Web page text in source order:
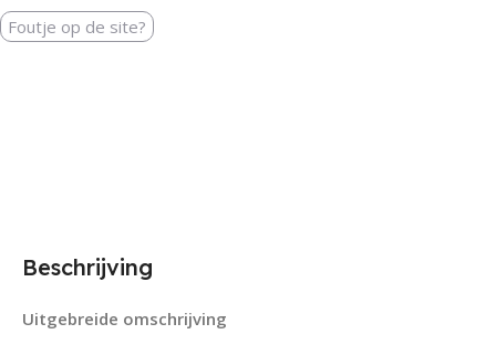
Foutje op de site?
Beschrijving
Uitgebreide omschrijving